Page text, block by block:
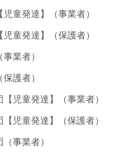
童発達】（事業者）
童発達】（保護者）
業者）
護者）
児童発達】（事業者）
児童発達】（保護者）
事業者）